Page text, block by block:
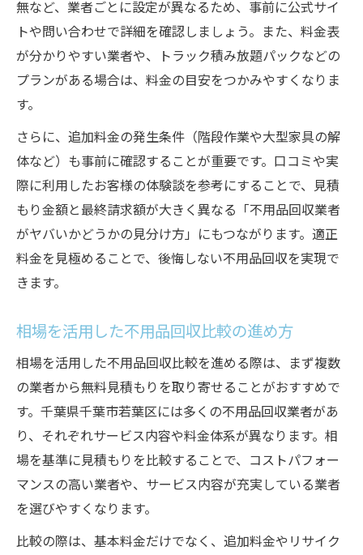
無など、業者ごとに設定が異なるため、事前に公式サイ
トや問い合わせで詳細を確認しましょう。また、料金表
が分かりやすい業者や、トラック積み放題パックなどの
プランがある場合は、料金の目安をつかみやすくなりま
す。
さらに、追加料金の発生条件（階段作業や大型家具の解
体など）も事前に確認することが重要です。口コミや実
際に利用したお客様の体験談を参考にすることで、見積
もり金額と最終請求額が大きく異なる「不用品回収業者
がヤバいかどうかの見分け方」にもつながります。適正
料金を見極めることで、後悔しない不用品回収を実現で
きます。
相場を活用した不用品回収比較の進め方
相場を活用した不用品回収比較を進める際は、まず複数
の業者から無料見積もりを取り寄せることがおすすめで
す。千葉県千葉市若葉区には多くの不用品回収業者があ
り、それぞれサービス内容や料金体系が異なります。相
場を基準に見積もりを比較することで、コストパフォー
マンスの高い業者や、サービス内容が充実している業者
を選びやすくなります。
比較の際は、基本料金だけでなく、追加料金やリサイク